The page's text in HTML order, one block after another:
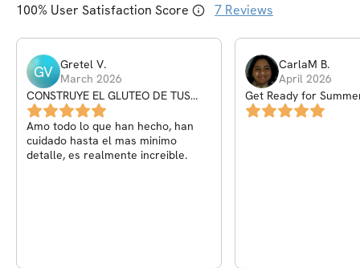
100% User Satisfaction Score 7 Reviews
GV Gretel V.
March 2026
CONSTRUYE EL GLUTEO DE TUS
SUEÑOS 2da edición
Amo todo lo que han hecho, han
cuidado hasta el mas minimo
detalle, es realmente increible.
CarlaM B.
April 2026
Get Ready for